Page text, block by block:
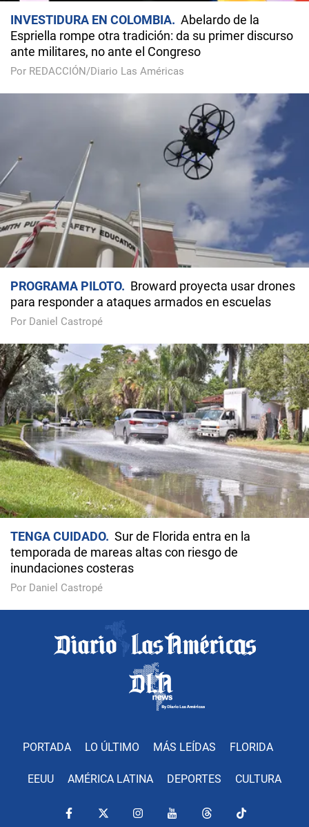
INVESTIDURA EN COLOMBIA
Abelardo de la
Espriella rompe otra tradición: da su primer discurso
ante militares, no ante el Congreso
Por REDACCIÓN/Diario Las Américas
PROGRAMA PILOTO
Broward proyecta usar drones
para responder a ataques armados en escuelas
Por Daniel Castropé
TENGA CUIDADO
Sur de Florida entra en la
temporada de mareas altas con riesgo de
inundaciones costeras
Por Daniel Castropé
PORTADA LO ÚLTIMO MÁS LEÍDAS FLORIDA
EEUU AMÉRICA LATINA DEPORTES CULTURA